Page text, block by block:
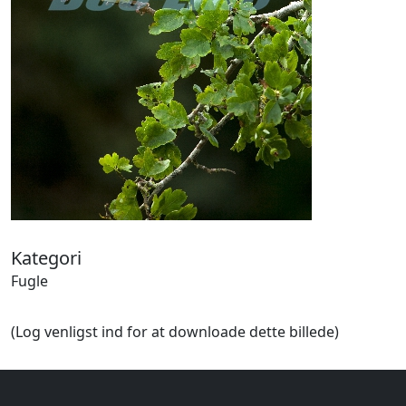
Halloween
Kærlighed, bryllup
Kommunikation, nyhedsformidling
Køretøjer
Lov, orden
Lyd, billede
Mad, drikke
Mærkedage
Mennesker
Kategori
Fugle
(Log venligst ind for at downloade dette billede)